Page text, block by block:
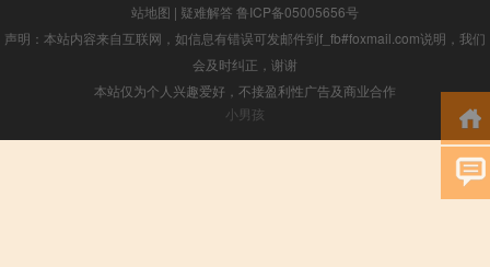
站地图 | 疑难解答 鲁ICP备05005656号
声明：本站内容来自互联网，如信息有错误可发邮件到f_fb#foxmail.com说明，我们
会及时纠正，谢谢
本站仅为个人兴趣爱好，不接盈利性广告及商业合作
小男孩